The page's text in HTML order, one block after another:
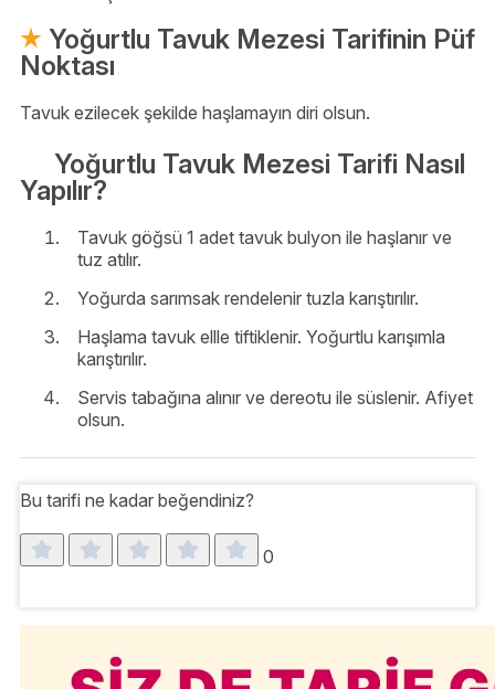
Yoğurtlu Tavuk Mezesi Tarifinin Püf
Noktası
Tavuk ezilecek şekilde haşlamayın diri olsun.
Yoğurtlu Tavuk Mezesi Tarifi Nasıl
Yapılır?
Tavuk göğsü 1 adet tavuk bulyon ile haşlanır ve
tuz atılır.
Yoğurda sarımsak rendelenir tuzla karıştırılır.
Haşlama tavuk ellle tiftiklenir. Yoğurtlu karışımla
karıştırılır.
Servis tabağına alınır ve dereotu ile süslenir. Afiyet
olsun.
Bu tarifi ne kadar beğendiniz?
0